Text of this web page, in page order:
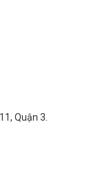
Quận 3.